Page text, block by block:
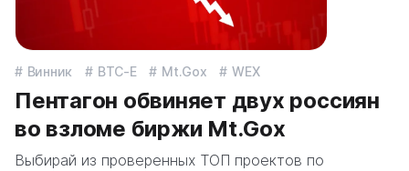
Винник BTC-E Mt.Gox WEX
Пентагон обвиняет двух россиян
во взломе биржи Mt.Gox
Выбирай из проверенных ТОП проектов по